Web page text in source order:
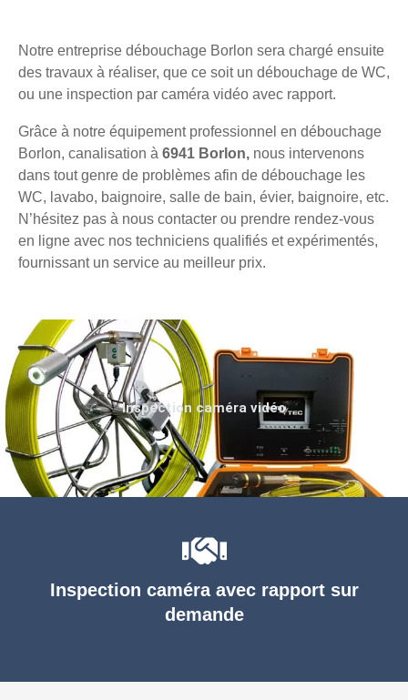
Notre entreprise débouchage Borlon sera chargé ensuite
des travaux à réaliser, que ce soit un débouchage de WC,
ou une inspection par caméra vidéo avec rapport.
Grâce à notre équipement professionnel en débouchage
Borlon, canalisation à 6941 Borlon, nous intervenons
dans tout genre de problèmes afin de débouchage les
WC, lavabo, baignoire, salle de bain, évier, baignoire, etc.
N’hésitez pas à nous contacter ou prendre rendez-vous
en ligne avec nos techniciens qualifiés et expérimentés,
fournissant un service au meilleur prix.
Inspection caméra avec rapport sur
demande
Inspection caméra vidéo